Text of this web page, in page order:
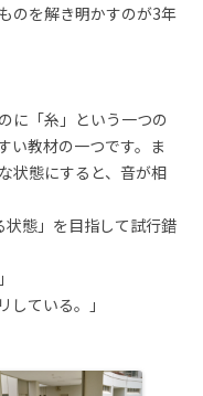
のを解き明かすのが3年
に「糸」という一つの
い教材の一つです。ま
状態にすると、音が相
態」を目指して試行錯
している。」